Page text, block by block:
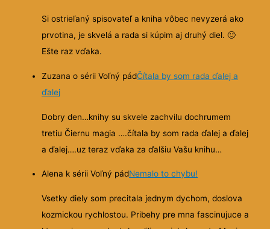
Si ostrieľaný spisovateľ a kniha vôbec nevyzerá ako
prvotina, je skvelá a rada si kúpim aj druhý diel.🙂
Ešte raz vďaka.
Zuzana o sérii Voľný pádČítala by som rada ďalej a
ďalej
Dobry den…knihy su skvele zachvilu dochrumem
tretiu Čiernu magia ….čítala by som rada ďalej a ďalej
a ďalej….uz teraz vďaka za ďalšiu Vašu knihu…
Alena k sérii Voľný pádNemalo to chybu!
Vsetky diely som precitala jednym dychom, doslova
kozmickou rychlostou. Pribehy pre mna fascinujuce a